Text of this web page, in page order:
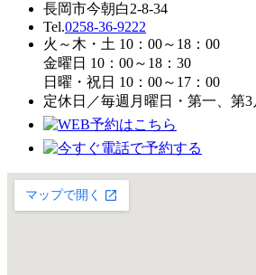
長岡市今朝白2-8-34
Tel.0258-36-9222
火～木・土 10：00～18：00
金曜日 10：00～18：30
日曜・祝日 10：00～17：00
定休日／毎週月曜日・第一、第